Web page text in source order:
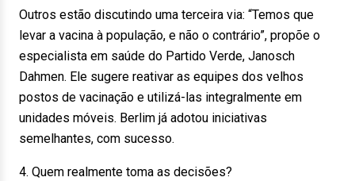
Outros estão discutindo uma terceira via: “Temos que
levar a vacina à população, e não o contrário”, propõe o
especialista em saúde do Partido Verde, Janosch
Dahmen. Ele sugere reativar as equipes dos velhos
postos de vacinação e utilizá-las integralmente em
unidades móveis. Berlim já adotou iniciativas
semelhantes, com sucesso.
4. Quem realmente toma as decisões?